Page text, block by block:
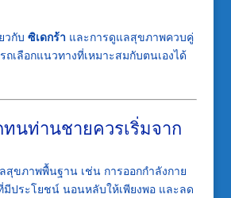
วกับ ซิเดกร้า และการดูแลสุขภาพควบคู่
เลือกแนวทางที่เหมาะสมกับตนเองได้
นท่านชายควรเริ่มจาก
สุขภาพพื้นฐาน เช่น การออกกำลังกาย
ประโยชน์ นอนหลับให้เพียงพอ และลด